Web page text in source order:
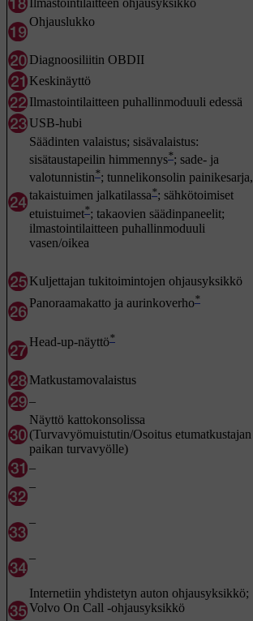
Ohjauslukko
Diagnoosiliitin OBDII
Keskinäyttö
Ilmastointilaitteen puhallinmoduuli edessä
USB-hubi
Säädinten valaistus; sisävalaistus:
sisätaustapeilin himmennys*; sade- ja
valotunnistin*; tunnelikonsolin painikesarja,
takaistuimen jalkatilassa*; sähkötoimiset
etuistuimet*; takaovien säädinpaneelit;
ilmastointilaitteen puhallinmoduuli
vasen/oikea
Kuljettajan tukitoimintojen ohjausyksikkö
Panoraamakatto ja aurinkoverho*
Head-up-näyttö*
Matkustamovalaistus
–
Näyttö kattokonsolissa
(Turvavyömuistutin/Osoitus etumatkustajan
paikan turvavyölle)
–
–
–
–
Internetiin yhdistetyn auton ohjausyksikkö;
Volvo On Call -ohjausyksikkö